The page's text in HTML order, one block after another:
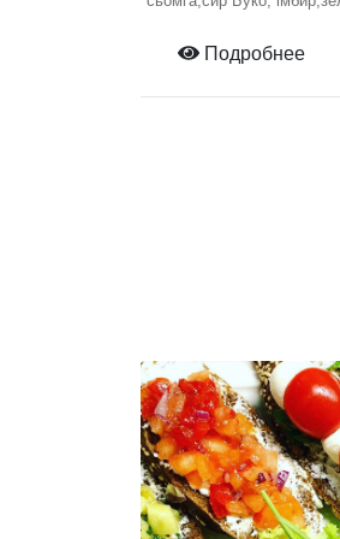
Подробнее